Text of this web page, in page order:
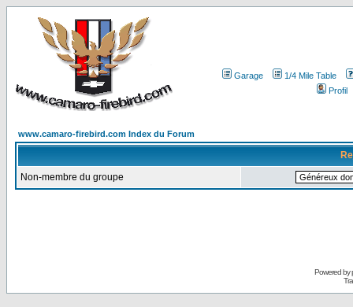
Garage
1/4 Mile Table
Profil
www.camaro-firebird.com Index du Forum
Non-membre du groupe
Powered by